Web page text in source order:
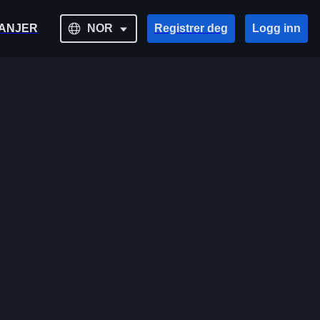
NOR Registrer deg Logg inn